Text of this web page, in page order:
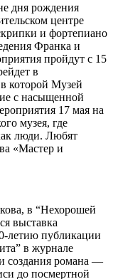
дня рождения
центре
и фортепиано
Франка и
пройдут с 15
в
которой Музей
с насыщенной
17 мая на
музея, где
люди. Любят
«Мастер и
в “Нехорошей
выставка
летию публикации
в журнале
создания романа —
до посмертной